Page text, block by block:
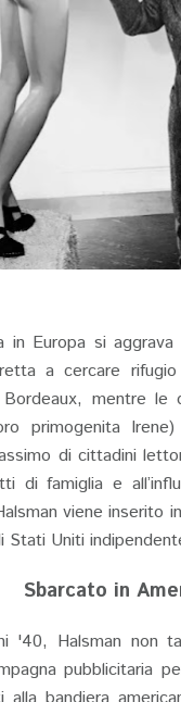
in Europa si
a cercare
mentre le
primogenita
di cittadini
di famiglia e
viene inserito
Uniti
Sbarcato in
'40, Halsman non
pubblicitaria